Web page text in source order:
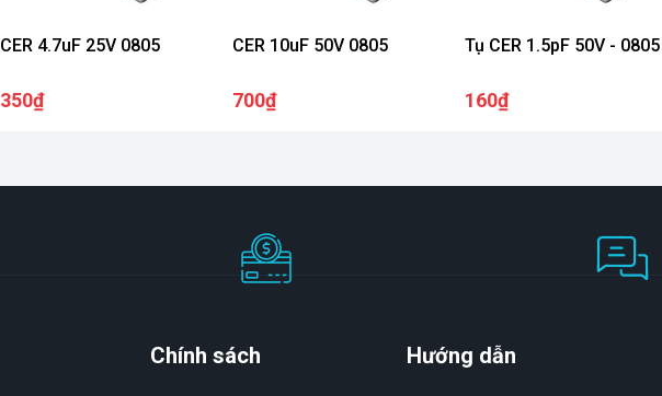
CER 4.7uF 25V 0805
350₫
CER 10uF 50V 0805
700₫
Tụ CER 1.5pF 50V - 0805
160₫
Chính sách Hướng dẫn